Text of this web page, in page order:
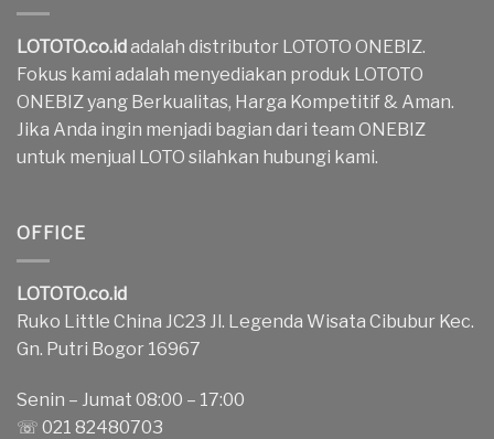
LOTOTO.co.idadalah distributor LOTOTO ONEBIZ.
Fokus kami adalah menyediakan produk LOTOTO
ONEBIZ yang Berkualitas, Harga Kompetitif & Aman.
Jika Anda ingin menjadi bagian dari team ONEBIZ
untuk menjual LOTO silahkan hubungi kami.
OFFICE
LOTOTO.co.id
Ruko Little China JC23 Jl. Legenda Wisata Cibubur Kec.
Gn. Putri Bogor 16967
Senin – Jumat 08:00 – 17:00
☏ 021 82480703